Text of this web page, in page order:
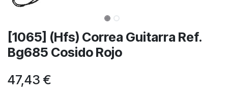
[1065] (Hfs) Correa Guitarra Ref.
Bg685 Cosido Rojo
47,43 €